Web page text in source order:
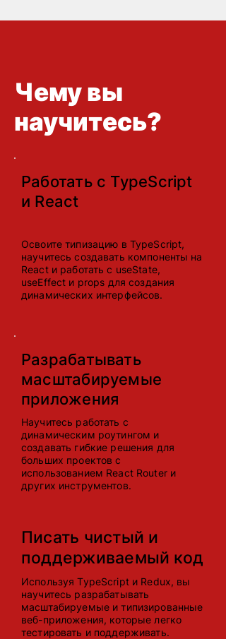
Чему вы
научитесь?
Работать с TypeScript
и React
Освоите типизацию в TypeScript,
научитесь создавать компоненты на
React и работать с useState,
useEffect и props для создания
динамических интерфейсов.
Разрабатывать
масштабируемые
приложения
Научитесь работать с
динамическим роутингом и
создавать гибкие решения для
больших проектов с
использованием React Router и
других инструментов.
Писать чистый и
поддерживаемый код
Используя TypeScript и Redux, вы
научитесь разрабатывать
масштабируемые и типизированные
веб-приложения, которые легко
тестировать и поддерживать.